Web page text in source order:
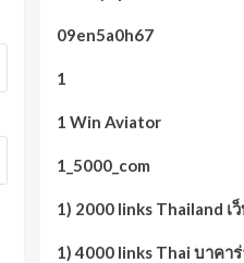
09en5a0h67
1
1 Win Aviator
1_5000_com
1) 2000 links Thailand เ
1) 4000 links Thai บาคาร่